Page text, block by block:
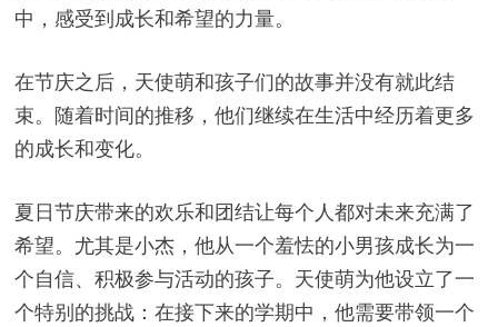
中，感受到成长和希望的力量。
在节庆之后，天使萌和孩子们的故事并没有就此结
束。随着时间的推移，他们继续在生活中经历着更多
的成长和变化。
夏日节庆带来的欢乐和团结让每个人都对未来充满了
希望。尤其是小杰，他从一个羞怯的小男孩成长为一
个自信、积极参与活动的孩子。天使萌为他设立了一
个特别的挑战：在接下来的学期中，他需要带领一个